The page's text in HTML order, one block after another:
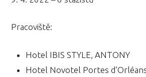
Pracoviště:
Hotel IBIS STYLE, ANTONY
Hotel Novotel Portes